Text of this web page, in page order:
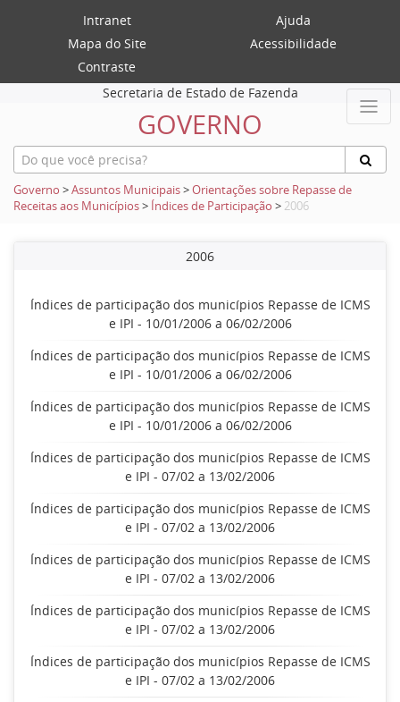
Intranet
Ajuda
Mapa do Site
Acessibilidade
Contraste
Secretaria de Estado de Fazenda
GOVERNO
Governo >Assuntos Municipais>Orientações sobre Repasse de
Receitas aos Municípios> Índices de Participação > 2006
2006
Índices de participação dos municípios Repasse de ICMS
e IPI - 10/01/2006 a 06/02/2006
Índices de participação dos municípios Repasse de ICMS
e IPI - 10/01/2006 a 06/02/2006
Índices de participação dos municípios Repasse de ICMS
e IPI - 10/01/2006 a 06/02/2006
Índices de participação dos municípios Repasse de ICMS
e IPI - 07/02 a 13/02/2006
Índices de participação dos municípios Repasse de ICMS
e IPI - 07/02 a 13/02/2006
Índices de participação dos municípios Repasse de ICMS
e IPI - 07/02 a 13/02/2006
Índices de participação dos municípios Repasse de ICMS
e IPI - 07/02 a 13/02/2006
Índices de participação dos municípios Repasse de ICMS
e IPI - 07/02 a 13/02/2006